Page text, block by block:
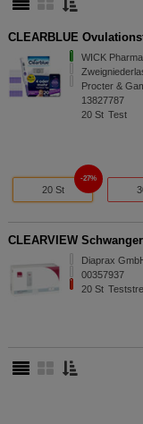
CLEARBLUE
WICK
Procter &
13827787
20 St Test
20 St
27%
CLEARVIEW
Diaprax
00357937
20 St